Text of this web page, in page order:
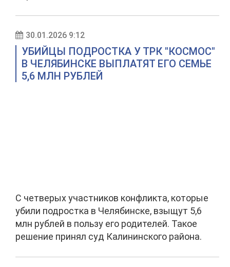
30.01.2026 9:12
УБИЙЦЫ ПОДРОСТКА У ТРК "КОСМОС"
В ЧЕЛЯБИНСКЕ ВЫПЛАТЯТ ЕГО СЕМЬЕ
5,6 МЛН РУБЛЕЙ
С четверых участников конфликта, которые
убили подростка в Челябинске, взыщут 5,6
млн рублей в пользу его родителей. Такое
решение принял суд Калининского района.